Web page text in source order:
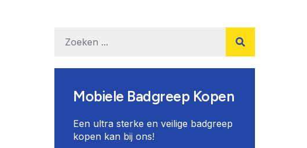
Mobiele Badgreep Kopen
Een ultra sterke en veilige badgreep
kopen kan bij ons!